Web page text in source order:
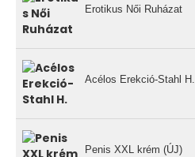
Erotikus Női Ruházat
Acélos Erekció-Stahl H.
Penis XXL krém (ÚJ)